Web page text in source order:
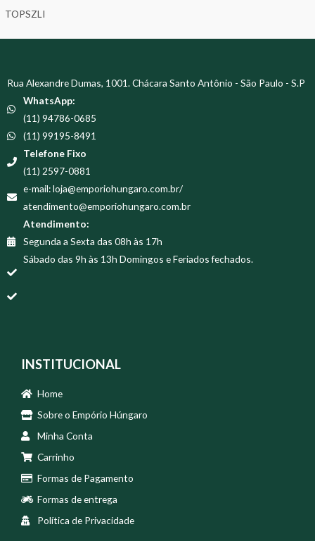
TOPSZLI
Rua Alexandre Dumas, 1001. Chácara Santo Antônio - São Paulo - S.P
WhatsApp:
(11) 94786-0685
(11) 99195-8491
Telefone Fixo
(11) 2597-0881
e-mail: loja@emporiohungaro.com.br/
atendimento@emporiohungaro.com.br
Atendimento:
Segunda a Sexta das 08h às 17h
Sábado das 9h às 13h Domingos e Feriados fechados.
INSTITUCIONAL
Home
Sobre o Empório Húngaro
Minha Conta
Carrinho
Formas de Pagamento
Formas de entrega
Política de Privacidade